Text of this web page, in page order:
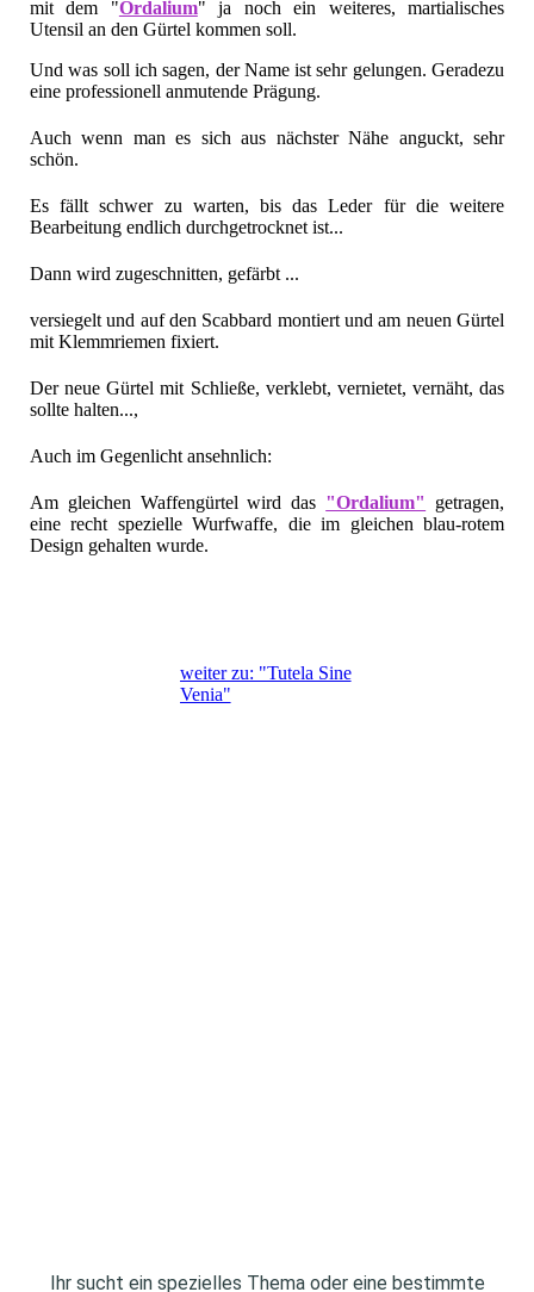
mit dem "Ordalium" ja noch ein weiteres, martialisches
Utensil an den Gürtel kommen soll.
Und was soll ich sagen, der Name ist sehr gelungen. Geradezu
eine professionell anmutende Prägung.
Auch wenn man es sich aus nächster Nähe anguckt, sehr
schön.
Es fällt schwer zu warten, bis das Leder für die weitere
Bearbeitung endlich durchgetrocknet ist...
Dann wird zugeschnitten, gefärbt ...
versiegelt und auf den Scabbard montiert und am neuen Gürtel
mit Klemmriemen fixiert.
Der neue Gürtel mit Schließe, verklebt, vernietet, vernäht, das
sollte halten...,
Auch im Gegenlicht ansehnlich:
Am gleichen Waffengürtel wird das "Ordalium"
getragen,
eine recht spezielle Wurfwaffe, die im gleichen blau-rotem
Design gehalten wurde.
weiter zu: "Tutela Sine
Venia"
Ihr sucht ein spezielles Thema oder eine bestimmte